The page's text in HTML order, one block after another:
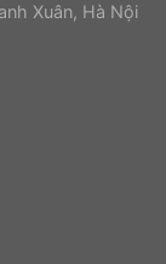
Xuân, Hà Nội